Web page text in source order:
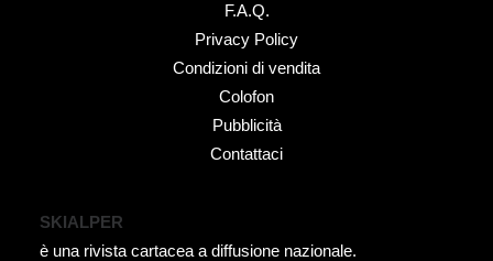
F.A.Q.
Privacy Policy
Condizioni di vendita
Colofon
Pubblicità
Contattaci
SKIALPER
è una rivista cartacea a diffusione nazionale.